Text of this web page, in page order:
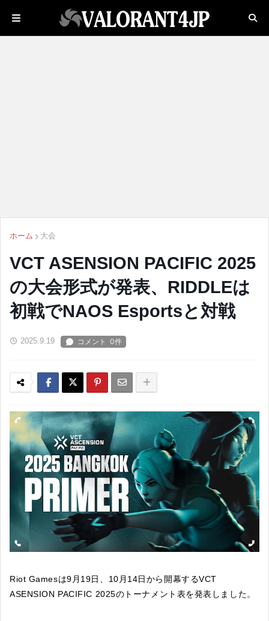
ホーム 大会
VCT ASENSION PACIFIC 2025
の大会形式が発表、RIDDLEは
初戦でNAOS Esportsと対戦
2025.9.19
Riot Gamesは9月19日、10月14日から開幕するVCT
ASENSION PACIFIC 2025のトーナメント表を発表しました。